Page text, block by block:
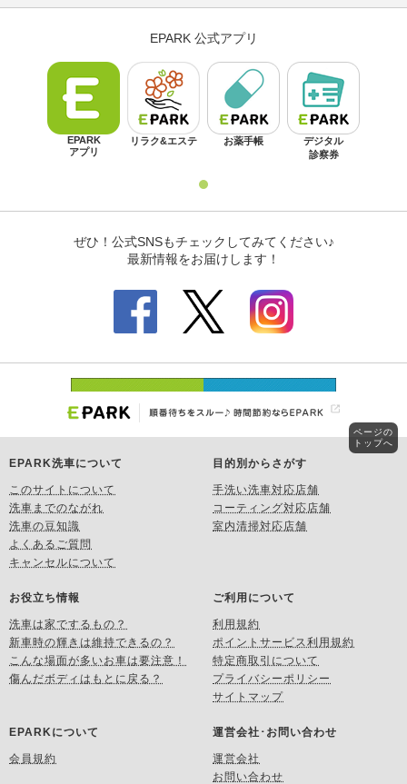
EPARK洗車について
このサイトについて
洗車までのながれ
洗車の豆知識
よくあるご質問
キャンセルについて
目的別からさがす
手洗い洗車対応店舗
コーティング対応店舗
室内清掃対応店舗
お役立ち情報
洗車は家でするもの？
新車時の輝きは維持できるの？
こんな場面が多いお車は要注意！
傷んだボディはもとに戻る？
ご利用について
利用規約
ポイントサービス利用規約
特定商取引について
プライバシーポリシー
サイトマップ
EPARKについて
会員規約
運営会社･お問い合わせ
運営会社
お問い合わせ
ページの
トップへ